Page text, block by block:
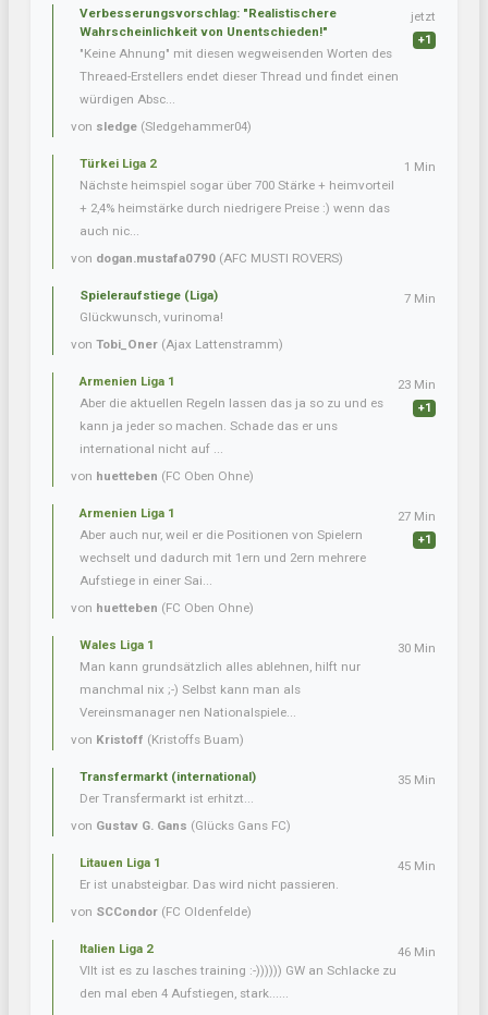
Verbesserungsvorschlag: "Realistischere
Wahrscheinlichkeit von Unentschieden!"
"Keine Ahnung" mit diesen wegweisenden Worten des
Threaed-Erstellers endet dieser Thread und findet einen
würdigen Absc...
von sledge (Sledgehammer04)
jetzt
+1
Türkei Liga 2
Nächste heimspiel sogar über 700 Stärke + heimvorteil
+ 2,4% heimstärke durch niedrigere Preise :) wenn das
auch nic...
von dogan.mustafa0790 (AFC MUSTI ROVERS)
1 Min
Spieleraufstiege (Liga)
Glückwunsch, vurinoma!
von Tobi_Oner (Ajax Lattenstramm)
7 Min
Armenien Liga 1
Aber die aktuellen Regeln lassen das ja so zu und es
kann ja jeder so machen. Schade das er uns
international nicht auf ...
von huetteben (FC Oben Ohne)
23 Min
+1
Armenien Liga 1
Aber auch nur, weil er die Positionen von Spielern
wechselt und dadurch mit 1ern und 2ern mehrere
Aufstiege in einer Sai...
von huetteben (FC Oben Ohne)
27 Min
+1
Wales Liga 1
Man kann grundsätzlich alles ablehnen, hilft nur
manchmal nix ;-) Selbst kann man als
Vereinsmanager nen Nationalspiele...
von Kristoff (Kristoffs Buam)
30 Min
Transfermarkt (international)
Der Transfermarkt ist erhitzt...
von Gustav G. Gans (Glücks Gans FC)
35 Min
Litauen Liga 1
Er ist unabsteigbar. Das wird nicht passieren.
von SCCondor (FC Oldenfelde)
45 Min
Italien Liga 2
Vllt ist es zu lasches training :-)))))) GW an Schlacke zu
den mal eben 4 Aufstiegen, stark......
46 Min